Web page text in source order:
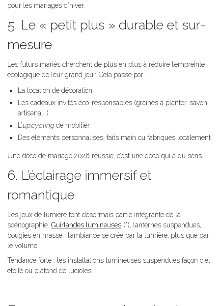
pour les mariages d’hiver.
5. Le « petit plus » durable et sur-
mesure
Les futurs mariés cherchent de plus en plus à réduire l’empreinte
écologique de leur grand jour. Cela passe par :
La location de décoration
Les cadeaux invités éco-responsables (graines à planter, savon
artisanal…)
L’upcycling de mobilier
Des éléments personnalisés, faits main ou fabriqués localement
Une déco de mariage 2026 réussie, c’est une déco qui a du sens.
6. L’éclairage immersif et
romantique
Les jeux de lumière font désormais partie intégrante de la
scénographie. Guirlandes lumineuses (*), lanternes suspendues,
bougies en masse… l’ambiance se crée par la lumière, plus que par
le volume.
Tendance forte : les installations lumineuses suspendues façon ciel
étoilé ou plafond de lucioles.